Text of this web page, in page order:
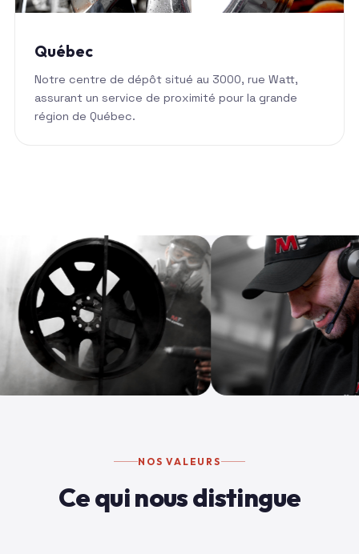
Québec
Notre centre de dépôt situé au 3000, rue Watt,
assurant un service de proximité pour la grande
région de Québec.
NOS VALEURS
Ce qui nous distingue